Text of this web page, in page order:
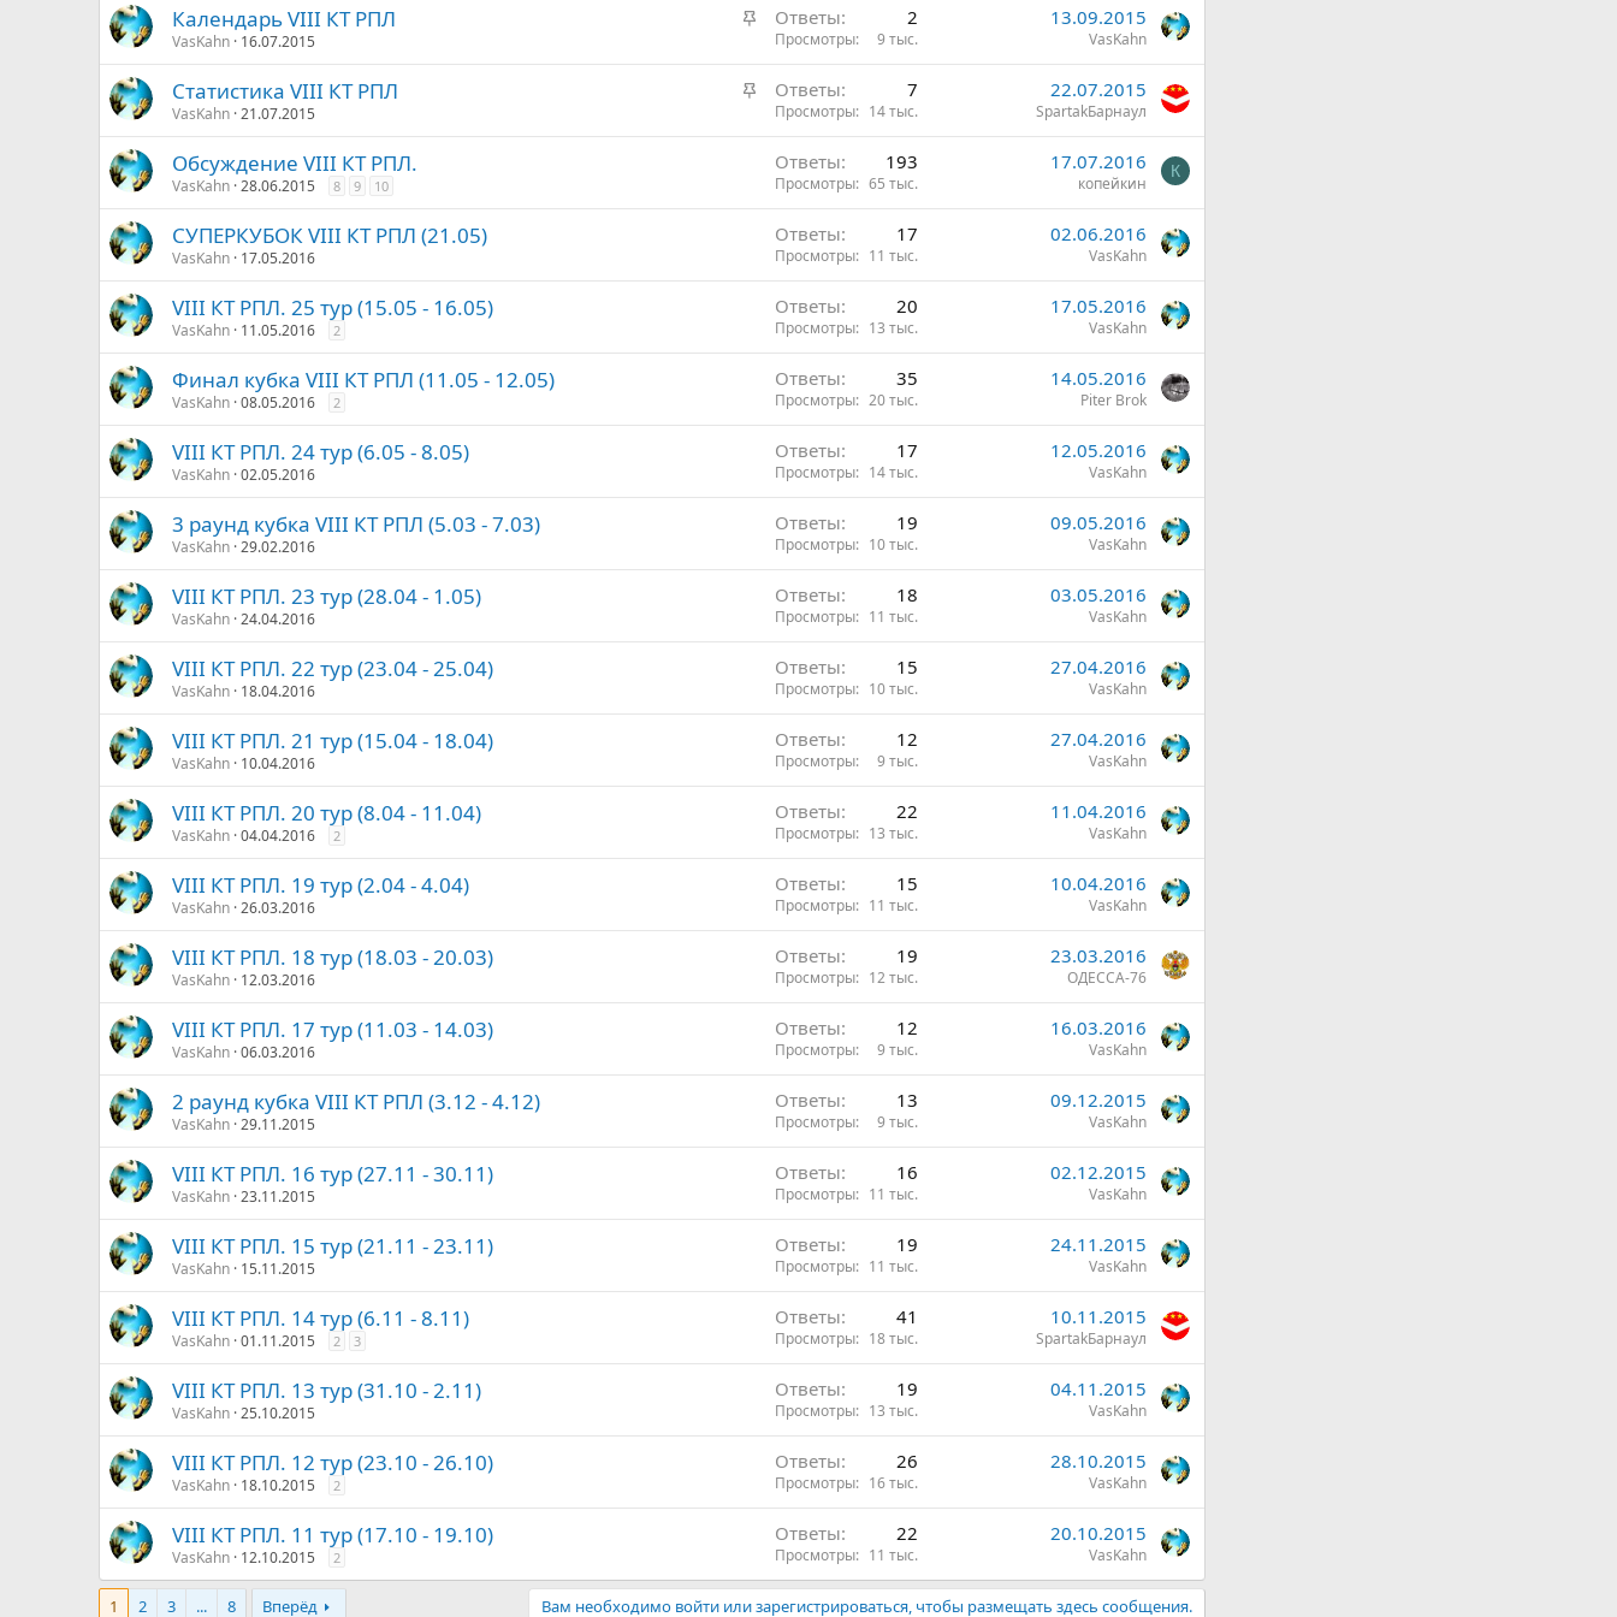
р
п
л
З
к
р
п
Календарь VIII КТ РПЛ
VasKahn 16.07.2015
Ответы 2
Просмотры 9 тыс.
13.09.2015
VasKahn
З
к
п
Статистика VIII КТ РПЛ
VasKahn 21.07.2015
Ответы 7
Просмотры 14 тыс.
22.07.2015
SpartakБарнаул
Обсуждение VIII КТ РПЛ.
VasKahn 28.06.2015 8 9 10
Ответы 193
Просмотры 65 тыс.
17.07.2016
копейкин
К
СУПЕРКУБОК VIII КТ РПЛ (21.05)
VasKahn 17.05.2016
Ответы 17
Просмотры 11 тыс.
02.06.2016
VasKahn
VIII КТ РПЛ. 25 тур (15.05 - 16.05)
VasKahn 11.05.2016 2
Ответы 20
Просмотры 13 тыс.
17.05.2016
VasKahn
Финал кубка VIII КТ РПЛ (11.05 - 12.05)
VasKahn 08.05.2016 2
Ответы 35
Просмотры 20 тыс.
14.05.2016
Piter Brok
VIII КТ РПЛ. 24 тур (6.05 - 8.05)
VasKahn 02.05.2016
Ответы 17
Просмотры 14 тыс.
12.05.2016
VasKahn
3 раунд кубка VIII КТ РПЛ (5.03 - 7.03)
VasKahn 29.02.2016
Ответы 19
Просмотры 10 тыс.
09.05.2016
VasKahn
VIII КТ РПЛ. 23 тур (28.04 - 1.05)
VasKahn 24.04.2016
Ответы 18
Просмотры 11 тыс.
03.05.2016
VasKahn
VIII КТ РПЛ. 22 тур (23.04 - 25.04)
VasKahn 18.04.2016
Ответы 15
Просмотры 10 тыс.
27.04.2016
VasKahn
VIII КТ РПЛ. 21 тур (15.04 - 18.04)
VasKahn 10.04.2016
Ответы 12
Просмотры 9 тыс.
27.04.2016
VasKahn
VIII КТ РПЛ. 20 тур (8.04 - 11.04)
VasKahn 04.04.2016 2
Ответы 22
Просмотры 13 тыс.
11.04.2016
VasKahn
VIII КТ РПЛ. 19 тур (2.04 - 4.04)
VasKahn 26.03.2016
Ответы 15
Просмотры 11 тыс.
10.04.2016
VasKahn
VIII КТ РПЛ. 18 тур (18.03 - 20.03)
VasKahn 12.03.2016
Ответы 19
Просмотры 12 тыс.
23.03.2016
ОДЕССА-76
VIII КТ РПЛ. 17 тур (11.03 - 14.03)
VasKahn 06.03.2016
Ответы 12
Просмотры 9 тыс.
16.03.2016
VasKahn
2 раунд кубка VIII КТ РПЛ (3.12 - 4.12)
VasKahn 29.11.2015
Ответы 13
Просмотры 9 тыс.
09.12.2015
VasKahn
VIII КТ РПЛ. 16 тур (27.11 - 30.11)
VasKahn 23.11.2015
Ответы 16
Просмотры 11 тыс.
02.12.2015
VasKahn
VIII КТ РПЛ. 15 тур (21.11 - 23.11)
VasKahn 15.11.2015
Ответы 19
Просмотры 11 тыс.
24.11.2015
VasKahn
VIII КТ РПЛ. 14 тур (6.11 - 8.11)
VasKahn 01.11.2015 2 3
Ответы 41
Просмотры 18 тыс.
10.11.2015
SpartakБарнаул
VIII КТ РПЛ. 13 тур (31.10 - 2.11)
VasKahn 25.10.2015
Ответы 19
Просмотры 13 тыс.
04.11.2015
VasKahn
VIII КТ РПЛ. 12 тур (23.10 - 26.10)
VasKahn 18.10.2015 2
Ответы 26
Просмотры 16 тыс.
28.10.2015
VasKahn
VIII КТ РПЛ. 11 тур (17.10 - 19.10)
VasKahn 12.10.2015 2
Ответы 22
Просмотры 11 тыс.
20.10.2015
VasKahn
1 2 3 ... 8 Вперёд Вам необходимо войти или зарегистрироваться, чтобы размещать здесь сообщения.